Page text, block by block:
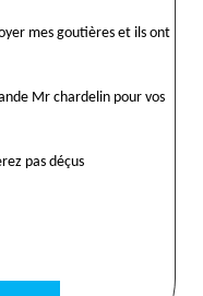
mes goutières et ils ont
Mr chardelin pour vos
pas déçus